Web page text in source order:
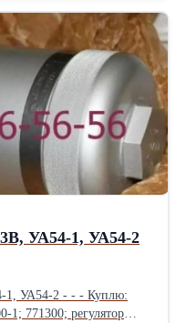
БРЗУ115ВО; Блок
контроля крена
2С; Продам:
12-05 2С; Блок
УА54-1, УА54-2
- - - Куплю:
регулятор